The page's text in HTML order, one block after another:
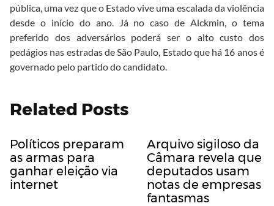
pública, uma vez que o Estado vive uma escalada da violência
desde o início do ano. Já no caso de Alckmin, o tema
preferido dos adversários poderá ser o alto custo dos
pedágios nas estradas de São Paulo, Estado que há 16 anos é
governado pelo partido do candidato.
Related Posts
Políticos preparam
as armas para
ganhar eleição via
internet
Arquivo sigiloso da
Câmara revela que
deputados usam
notas de empresas
fantasmas